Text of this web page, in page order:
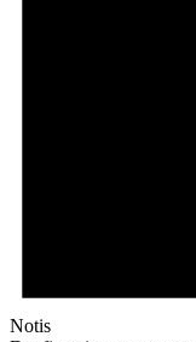
Notis